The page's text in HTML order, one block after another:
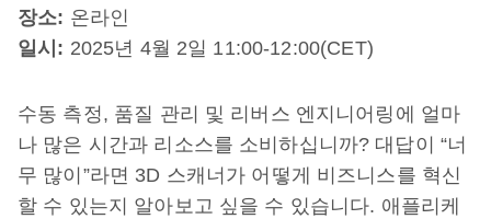
장소: 온라인
일시: 2025년 4월 2일 11:00-12:00(CET)
수동 측정, 품질 관리 및 리버스 엔지니어링에 얼마
나 많은 시간과 리소스를 소비하십니까? 대답이 “너
무 많이”라면 3D 스캐너가 어떻게 비즈니스를 혁신
할 수 있는지 알아보고 싶을 수 있습니다. 애플리케